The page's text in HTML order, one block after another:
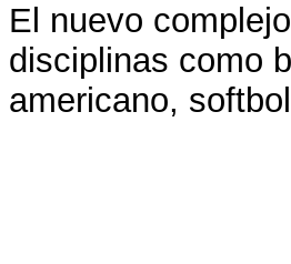
El nuevo
disciplinas como
americano,